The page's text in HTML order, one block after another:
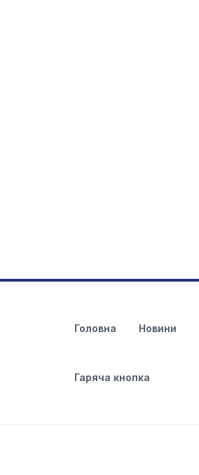
Головна Новини
Гаряча кнопка